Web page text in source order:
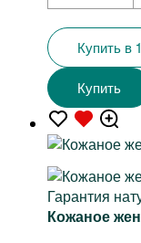
Купить в
Купить
Гарантия
Кожаное